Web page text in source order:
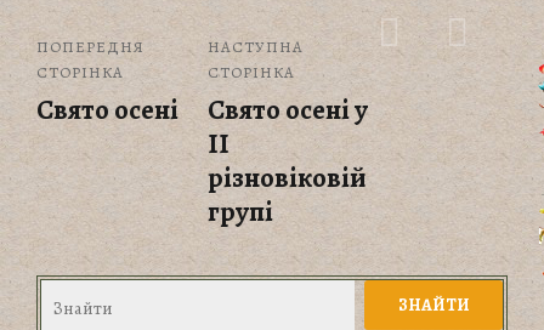
ПОПЕРЕДНЯ
СТОРІНКА
Свято осені
НАСТУПНА
СТОРІНКА
Свято осені у
ІІ
різновіковій
групі